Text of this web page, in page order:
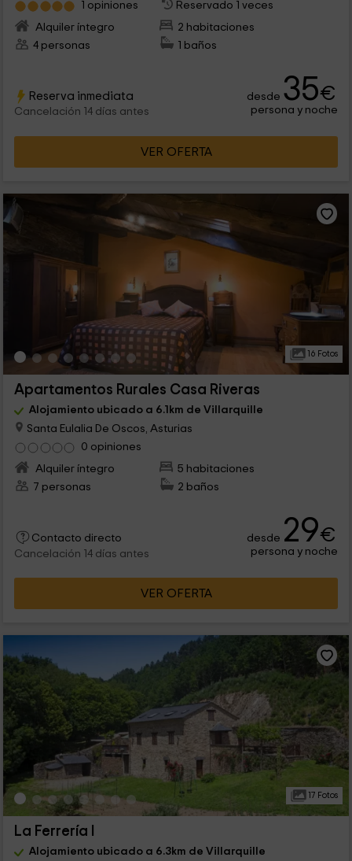
1 opiniones
Reservado 1 veces
Alquiler íntegro
2 habitaciones
4 personas
1 baños
Reserva inmediata
Cancelación 14 días antes
desde 35€
persona y noche
VER OFERTA
16 Fotos
Apartamentos Rurales Casa Riveras
Alojamiento ubicado a 6.1km de Villarquille
Santa Eulalia De Oscos, Asturias
0 opiniones
Alquiler íntegro
5 habitaciones
7 personas
2 baños
Contacto directo
Cancelación 14 días antes
desde 29€
persona y noche
VER OFERTA
17 Fotos
La Ferrería I
Alojamiento ubicado a 6.3km de Villarquille